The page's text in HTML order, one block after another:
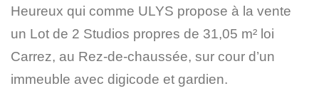
Heureux qui comme ULYS propose à la vente
un Lot de 2 Studios propres de 31,05 m² loi
Carrez, au Rez-de-chaussée, sur cour d’un
immeuble avec digicode et gardien.